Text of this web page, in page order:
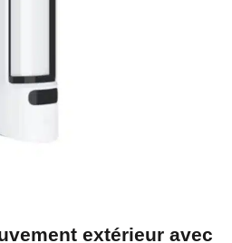
extérieur avec